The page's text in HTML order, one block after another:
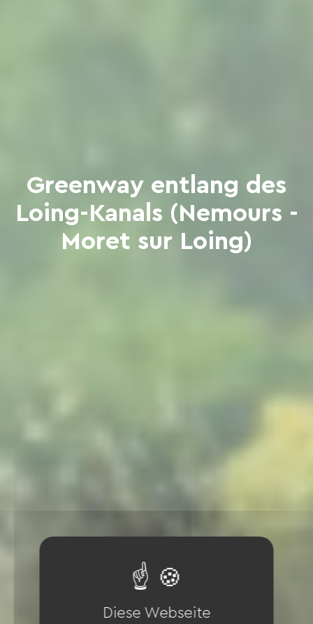
Greenway entlang des
Loing-Kanals (Nemours -
Moret sur Loing)
Diese Webseite